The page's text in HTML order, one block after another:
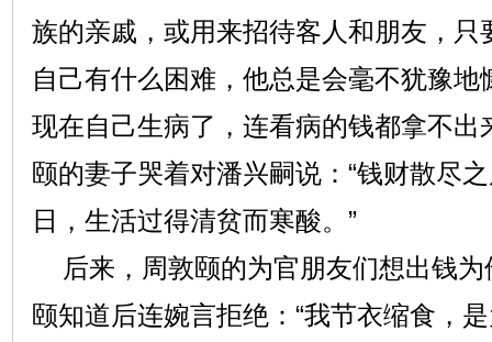
族的亲戚，或用来招待客人和朋友，只
自己有什么困难，他总是会毫不犹豫
现在自己生病了，连看病的钱都拿不出
颐的妻子哭着对潘兴嗣说：“钱财散尽
日，生活过得清贫而寒酸。”
后来，周敦颐的为官朋友们想出钱为
颐知道后连婉言拒绝：“我节衣缩食，